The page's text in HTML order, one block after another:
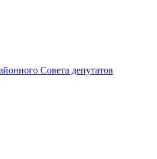
Совета депутатов